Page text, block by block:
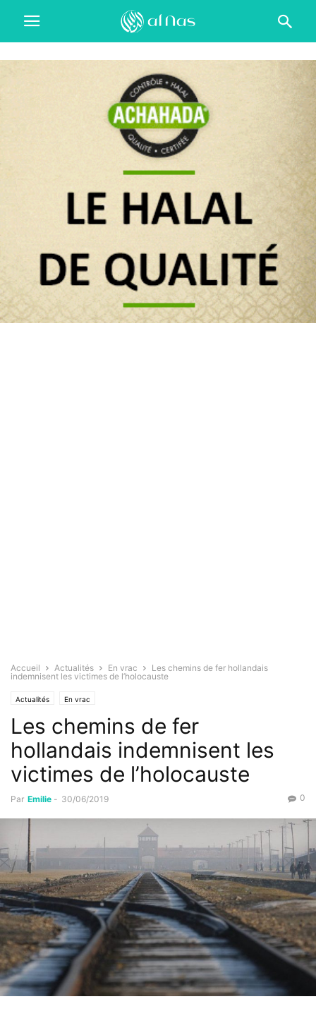
Accueil Actualités En vrac
Les chemins de fer hollandais
indemnisent les victimes de l’holocauste
Actualités En vrac
Les chemins de fer
hollandais indemnisent les
victimes de l’holocauste
Par Emilie - 30/06/2019 0